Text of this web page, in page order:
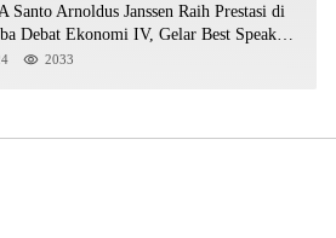
Santo Arnoldus Janssen Raih Prestasi di
Debat Ekonomi IV, Gelar Best Speaker
Azi 2033